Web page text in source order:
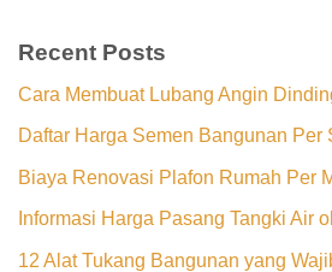
Recent Posts
Cara Membuat Lubang Angin
Daftar Harga Semen Bangunan Per
Biaya Renovasi Plafon Rumah Per
Informasi Harga Pasang Tangki Air
12 Alat Tukang Bangunan yang